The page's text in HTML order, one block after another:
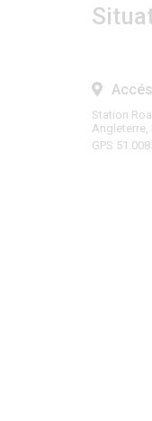
Station
Angleterre,
GPS